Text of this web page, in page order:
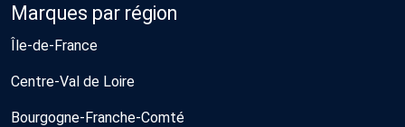
Marques par région
Île-de-France
Centre-Val de Loire
Bourgogne-Franche-Comté